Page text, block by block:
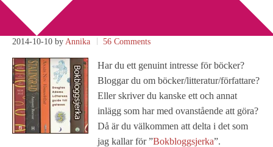
oktober
2014-10-10 by Annika 56 Comments
Har du ett genuint intresse för böcker?
Bloggar du om böcker/litteratur/författare?
Eller skriver du kanske ett och annat
inlägg som har med ovanstående att göra?
Då är du välkommen att delta i det som
jag kallar för ”Bokbloggsjerka”.